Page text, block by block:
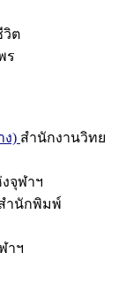
ต
ร
ง) สำนักงานวิทย
จุฬาฯ
ำนักพิมพ์
าฯ